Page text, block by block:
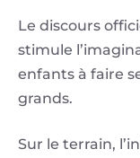
Le discours
stimule
enfants à faire
grands.
Sur le terrain,